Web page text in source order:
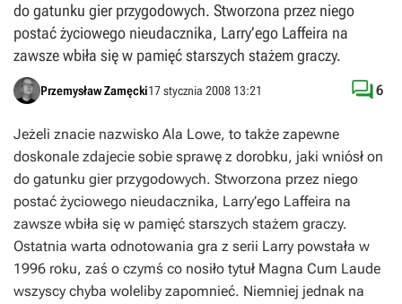
do gatunku gier przygodowych. Stworzona przez niego
postać życiowego nieudacznika, Larry’ego Laffeira na
zawsze wbiła się w pamięć starszych stażem graczy.
Przemysław Zamęcki17 stycznia 2008 13:21 6
Jeżeli znacie nazwisko Ala Lowe, to także zapewne
doskonale zdajecie sobie sprawę z dorobku, jaki wniósł on
do gatunku gier przygodowych. Stworzona przez niego
postać życiowego nieudacznika, Larry’ego Laffeira na
zawsze wbiła się w pamięć starszych stażem graczy.
Ostatnia warta odnotowania gra z serii Larry powstała w
1996 roku, zaś o czymś co nosiło tytuł Magna Cum Laude
wszyscy chyba woleliby zapomnieć. Niemniej jednak na